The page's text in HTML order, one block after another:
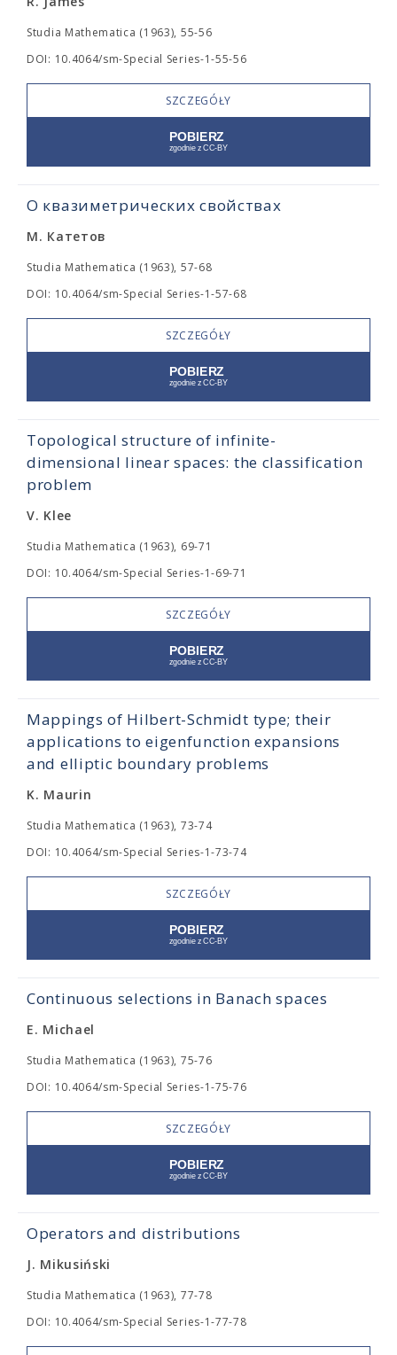
Studia Mathematica (1963), 55-56
DOI: 10.4064/sm-Special Series-1-55-56
SZCZEGÓŁY
О квазиметрических свойствах
М. Катетов
Studia Mathematica (1963), 57-68
DOI: 10.4064/sm-Special Series-1-57-68
SZCZEGÓŁY
Topological structure of infinite-
dimensional linear spaces: the classification
problem
V. Klee
Studia Mathematica (1963), 69-71
DOI: 10.4064/sm-Special Series-1-69-71
SZCZEGÓŁY
Mappings of Hilbert-Schmidt type; their
applications to eigenfunction expansions
and elliptic boundary problems
K. Maurin
Studia Mathematica (1963), 73-74
DOI: 10.4064/sm-Special Series-1-73-74
SZCZEGÓŁY
Continuous selections in Banach spaces
E. Michael
Studia Mathematica (1963), 75-76
DOI: 10.4064/sm-Special Series-1-75-76
SZCZEGÓŁY
Operators and distributions
J. Mikusiński
Studia Mathematica (1963), 77-78
DOI: 10.4064/sm-Special Series-1-77-78